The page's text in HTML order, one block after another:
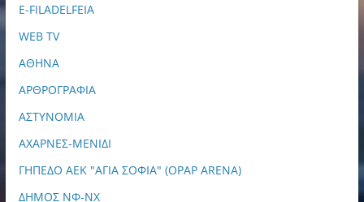
E-FILADELFEIA
WEB TV
ΑΘΗΝΑ
ΑΡΘΡΟΓΡΑΦΙΑ
ΑΣΤΥΝΟΜΙΑ
ΑΧΑΡΝΕΣ-ΜΕΝΙΔΙ
ΓΗΠΕΔΟ ΑΕΚ "ΑΓΙΑ ΣΟΦΙΑ" (OPAP ARENA)
ΔΗΜΟΣ ΝΦ-ΝΧ